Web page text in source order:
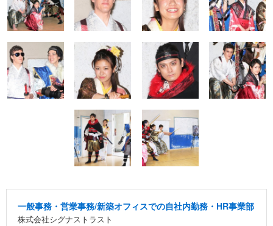
一般事務・営業事務/新築オフィスでの自社内勤務・HR事業部
株式会社シグナストラスト